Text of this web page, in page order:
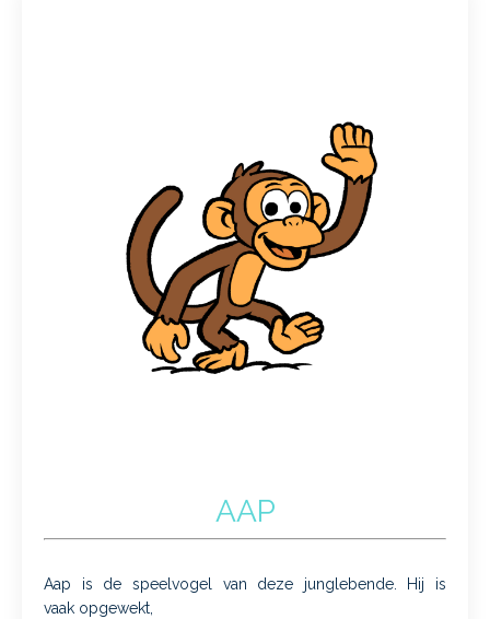
AAP
Aap is de speelvogel van deze junglebende. Hij is
vaak opgewekt,